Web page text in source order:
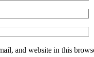
and website in this